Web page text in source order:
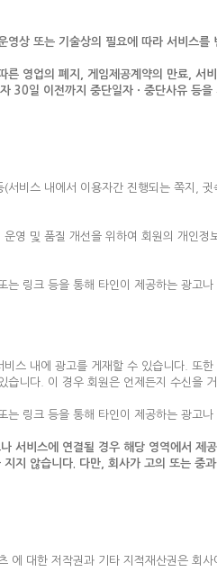
상 또는 기술상의 필요에 따라 서비스
영업의 폐지, 게임제공계약의 만료, 서
30일 이전까지 중단일자ㆍ중단사유 등
비스 내에서 이용자간 진행되는 쪽지,
영 및 품질 개선을 위하여 회원의 개인
링크 등을 통해 타인이 제공하는 광고
스 내에 광고를 게재할 수 있습니다.
습니다. 이 경우 회원은 언제든지 수신을
링크 등을 통해 타인이 제공하는 광고
서비스에 연결될 경우 해당 영역에서 제
지 않습니다. 다만, 회사가 고의 또는 중
에 대한 저작권과 기타 지적재산권은 회사